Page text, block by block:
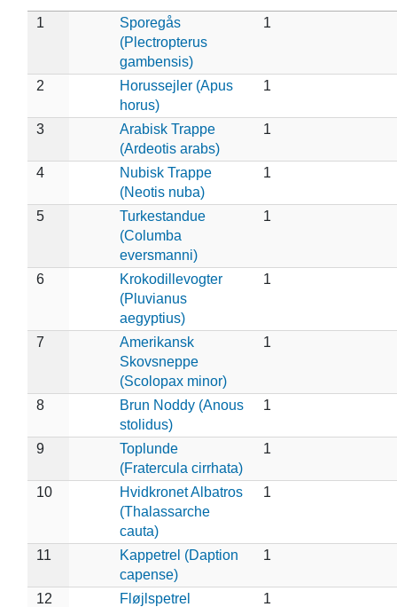
1
Sporegås
(Plectropterus
gambensis)
1
2
Horussejler (Apus
horus)
1
3
Arabisk Trappe
(Ardeotis arabs)
1
4
Nubisk Trappe
(Neotis nuba)
1
5
Turkestandue
(Columba
eversmanni)
1
6
Krokodillevogter
(Pluvianus
aegyptius)
1
7
Amerikansk
Skovsneppe
(Scolopax minor)
1
8
Brun Noddy (Anous
stolidus)
1
9
Toplunde
(Fratercula cirrhata)
1
10
Hvidkronet Albatros
(Thalassarche
cauta)
1
11
Kappetrel (Daption
capense)
1
12
Fløjlspetrel
1